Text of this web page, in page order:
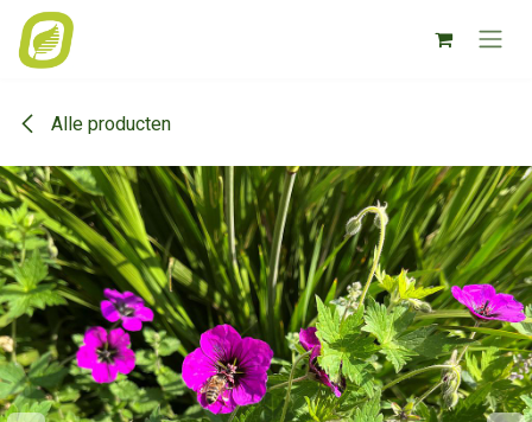
Overslaan naar inhoud
Alle producten